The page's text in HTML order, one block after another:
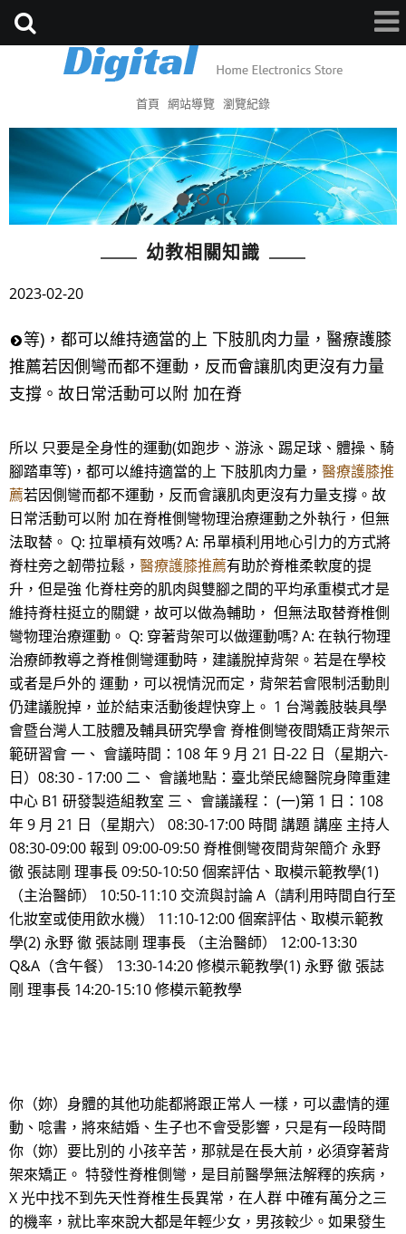
首頁 網站導覽 瀏覽紀錄
幼教相關知識
2023-02-20
等)，都可以維持適當的上 下肢肌肉力量，醫療護膝
推薦若因側彎而都不運動，反而會讓肌肉更沒有力量
支撐。故日常活動可以附 加在脊
所以 只要是全身性的運動(如跑步、游泳、踢足球、體操、騎
腳踏車等)，都可以維持適當的上 下肢肌肉力量， 醫療護膝推
薦若因側彎而都不運動，反而會讓肌肉更沒有力量支撐。故
日常活動可以附 加在脊椎側彎物理治療運動之外執行，但無
法取替。 Q: 拉單槓有效嗎? A: 吊單槓利用地心引力的方式將
脊柱旁之韌帶拉鬆， 醫療護膝推薦有助於脊椎柔軟度的提
升，但是強 化脊柱旁的肌肉與雙腳之間的平均承重模式才是
維持脊柱挺立的關鍵，故可以做為輔助， 但無法取替脊椎側
彎物理治療運動。 Q: 穿著背架可以做運動嗎? A: 在執行物理
治療師教導之脊椎側彎運動時，建議脫掉背架。若是在學校
或者是戶外的 運動，可以視情況而定，背架若會限制活動則
仍建議脫掉，並於結束活動後趕快穿上。 1 台灣義肢裝具學
會暨台灣人工肢體及輔具研究學會 脊椎側彎夜間矯正背架示
範研習會 一、 會議時間：108 年 9 月 21 日-22 日（星期六-
日）08:30 - 17:00 二、 會議地點：臺北榮民總醫院身障重建
中心 B1 研發製造組教室 三、 會議議程： (一)第 1 日：108
年 9 月 21 日（星期六） 08:30-17:00 時間 講題 講座 主持人
08:30-09:00 報到 09:00-09:50 脊椎側彎夜間背架簡介 永野
徹 張誌剛 理事長 09:50-10:50 個案評估、取模示範教學(1)
（主治醫師） 10:50-11:10 交流與討論 A（請利用時間自行至
化妝室或使用飲水機） 11:10-12:00 個案評估、取模示範教
學(2) 永野 徹 張誌剛 理事長 （主治醫師） 12:00-13:30
Q&A（含午餐） 13:30-14:20 修模示範教學(1) 永野 徹 張誌
剛 理事長 14:20-15:10 修模示範教學
你（妳）身體的其他功能都將跟正常人 一樣，可以盡情的運
動、唸書，將來結婚、生子也不會受影響，只是有一段時間
你（妳）要比別的 小孩辛苦，那就是在長大前，必須穿著背
架來矯正。 特發性脊椎側彎，是目前醫學無法解釋的疾病，
X 光中找不到先天性脊椎生長異常，在人群 中確有萬分之三
的機率，就比率來說大都是年輕少女，男孩較少。如果發生